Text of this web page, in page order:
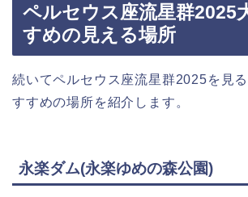
ペルセウス座流星群2025
すめの見える場所
続いてペルセウス座流星群2025を見
すすめの場所を紹介します。
永楽ダム(永楽ゆめの森公園)